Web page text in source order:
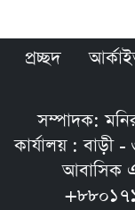
প্রচ্ছদ
সম্পাদক:
কার্যালয় : বাড়ী
আবাসিক